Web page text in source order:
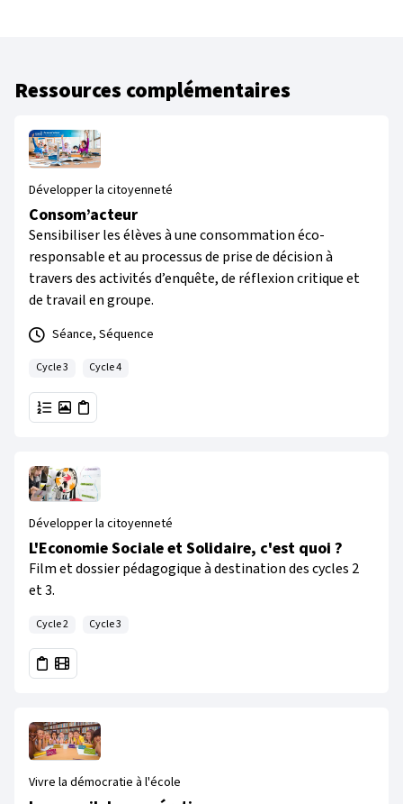
Ressources complémentaires
Développer la citoyenneté
Consom’acteur
Sensibiliser les élèves à une consommation éco-
responsable et au processus de prise de décision à
travers des activités d’enquête, de réflexion critique et
de travail en groupe.
Séance, Séquence
Cycle 3 Cycle 4
Développer la citoyenneté
L'Economie Sociale et Solidaire, c'est quoi ?
Film et dossier pédagogique à destination des cycles 2
et 3.
Cycle 2 Cycle 3
Vivre la démocratie à l'école